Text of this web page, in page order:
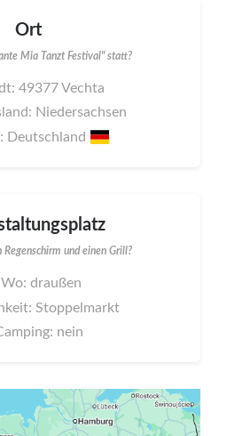
Ort
Mia Tanzt Festival" statt?
49377 Vechta
Niedersachsen
Deutschland
Regenschirm und einen Grill?
Wo: draußen
Stoppelmarkt
nein